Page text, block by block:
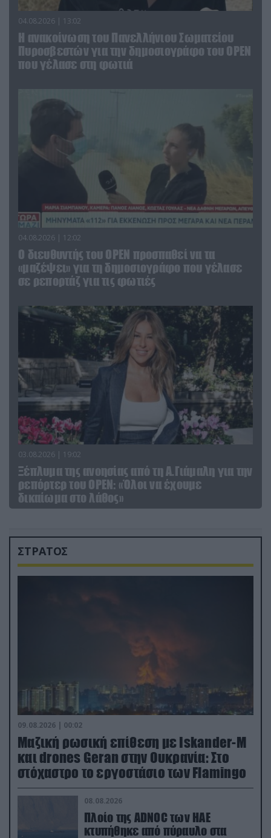
04.08.2026 | 13:02
Η ανακοίνωση του Πανελλήνιου Σωματείου
Πυροσβεστών για την δημοσιογράφο του OPEN
που γέλασε στη φωτιά
04.08.2026 | 12:02
O διευθυντής του OPEN προσπαθεί να τα
«μαζέψει» για τη δημοσιογράφο που γέλασε
σε ρεπορτάζ για τις φωτιές
03.08.2026 | 19:02
Ξέπλυμα της ανοησίας από τη Α.Γιάμαλη για την
ρεπόρτερ του ΟΡΕΝ: «Όλοι να έχουμε
δικαίωμα στο λάθος»
ΣΤΡΑΤΟΣ
09.08.2026 | 00:02
Μαζική ρωσική επίθεση με Iskander-M
και drones Geran στην Ουκρανία: Στο
στόχαστρο το εργοστάσιο των Flamingo
08.08.2026
Πλοίο της ADNOC των ΗΑΕ
κτυπήθηκε από πύραυλο στα